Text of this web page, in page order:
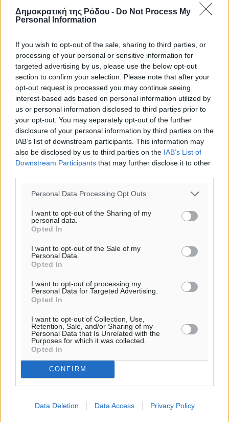
Δημοκρατική της Ρόδου - Do Not Process My
Personal Information
If you wish to opt-out of the sale, sharing to third parties, or
processing of your personal or sensitive information for
targeted advertising by us, please use the below opt-out
section to confirm your selection. Please note that after your
opt-out request is processed you may continue seeing
interest-based ads based on personal information utilized by
us or personal information disclosed to third parties prior to
your opt-out. You may separately opt-out of the further
disclosure of your personal information by third parties on the
IAB’s list of downstream participants. This information may
also be disclosed by us to third parties on the IAB’s List of
Downstream Participants that may further disclose it to other
Personal Data Processing Opt Outs
I want to opt-out of the Sharing of my
personal data.
Opted In
I want to opt-out of the Sale of my
Personal Data.
Opted In
I want to opt-out of processing my
Personal Data for Targeted Advertising.
Opted In
I want to opt-out of Collection, Use,
Retention, Sale, and/or Sharing of my
Personal Data that Is Unrelated with the
Purposes for which it was collected.
Opted In
CONFIRM
Data Deletion Data Access Privacy Policy
Ροή ειδήσεων
χώρα
Ειδήσεις• πριν 3 ώρες
Δύο σχολεία της Λέρου αλλάζουν όψη με δωρεά
Τοπικές Ειδήσεις• πριν 4 ώρες
παρά τα σκαμπανεβάσματα
Ειδήσεις• πριν 4 ώρες
Χαρ. Ναβροζίδης στον RV «Σε τρία χρόνια θα είμαστε
η πιο ψηφιακή Περιφέρεια της χώρας» Δημοπρατείται
Τοπικές Ειδήσεις • πριν 4 ώρες